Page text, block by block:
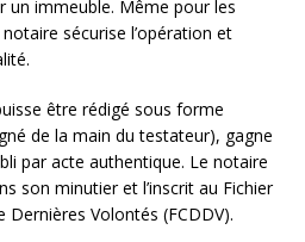
un immeuble. Même pour les
sécurise l’opération et
être rédigé sous forme
de la main du testateur), gagne
par acte authentique. Le notaire
son minutier et l’inscrit au Fichier
Volontés (FCDDV).